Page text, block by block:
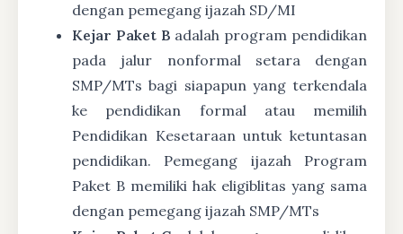
dengan pemegang ijazah SD/MI
Kejar Paket B adalah program pendidikan
pada jalur nonformal setara dengan
SMP/MTs bagi siapapun yang terkendala
ke pendidikan formal atau memilih
Pendidikan Kesetaraan untuk ketuntasan
pendidikan. Pemegang ijazah Program
Paket B memiliki hak eligiblitas yang sama
dengan pemegang ijazah SMP/MTs